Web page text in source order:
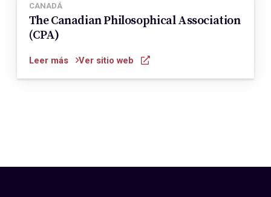
CANADÁ
The Canadian Philosophical Association
(CPA)
Leer más Ver sitio web